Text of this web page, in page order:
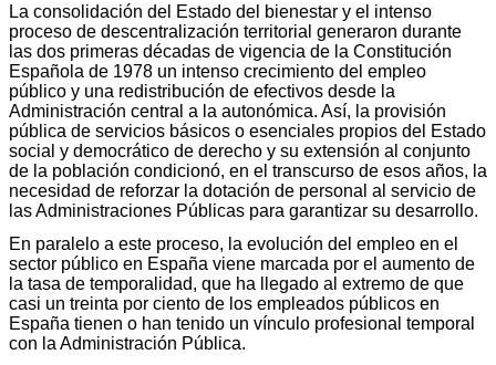
La consolidación del Estado del bienestar y el intenso
proceso de descentralización territorial generaron durante
las dos primeras décadas de vigencia de la Constitución
Española de 1978 un intenso crecimiento del empleo
público y una redistribución de efectivos desde la
Administración central a la autonómica. Así, la provisión
pública de servicios básicos o esenciales propios del Estado
social y democrático de derecho y su extensión al conjunto
de la población condicionó, en el transcurso de esos años, la
necesidad de reforzar la dotación de personal al servicio de
las Administraciones Públicas para garantizar su desarrollo.
En paralelo a este proceso, la evolución del empleo en el
sector público en España viene marcada por el aumento de
la tasa de temporalidad, que ha llegado al extremo de que
casi un treinta por ciento de los empleados públicos en
España tienen o han tenido un vínculo profesional temporal
con la Administración Pública.